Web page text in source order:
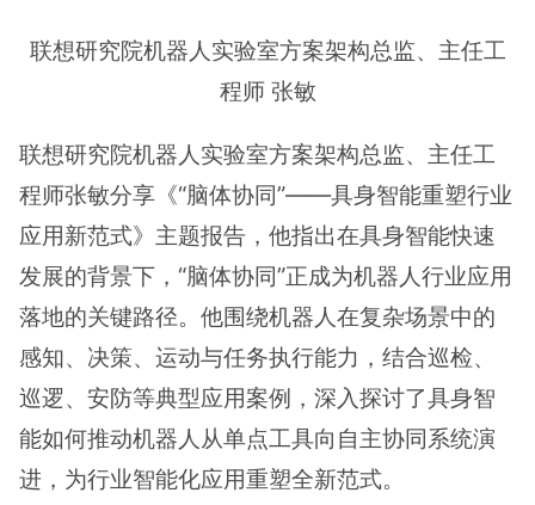
联想研究院机器人实验室方案架构总监、主任工
程师 张敏
联想研究院机器人实验室方案架构总监、主任工
程师张敏分享《“脑体协同”——具身智能重塑行业
应用新范式》主题报告，他指出在具身智能快速
发展的背景下，“脑体协同”正成为机器人行业应用
落地的关键路径。他围绕机器人在复杂场景中的
感知、决策、运动与任务执行能力，结合巡检、
巡逻、安防等典型应用案例，深入探讨了具身智
能如何推动机器人从单点工具向自主协同系统演
进，为行业智能化应用重塑全新范式。